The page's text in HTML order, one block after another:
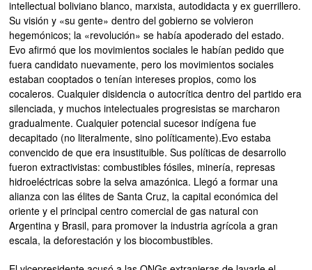
intellectual boliviano blanco, marxista, autodidacta y ex guerrillero.
Su visión y «su gente» dentro del gobierno se volvieron
hegemónicos; la «revolución» se había apoderado del estado.
Evo afirmó que los movimientos sociales le habían pedido que
fuera candidato nuevamente, pero los movimientos sociales
estaban cooptados o tenían intereses propios, como los
cocaleros. Cualquier disidencia o autocrítica dentro del partido era
silenciada, y muchos intelectuales progresistas se marcharon
gradualmente. Cualquier potencial sucesor indígena fue
decapitado (no literalmente, sino políticamente).Evo estaba
convencido de que era insustituible. Sus políticas de desarrollo
fueron extractivistas: combustibles fósiles, minería, represas
hidroeléctricas sobre la selva amazónica. Llegó a formar una
alianza con las élites de Santa Cruz, la capital económica del
oriente y el principal centro comercial de gas natural con
Argentina y Brasil, para promover la industria agrícola a gran
escala, la deforestación y los biocombustibles.